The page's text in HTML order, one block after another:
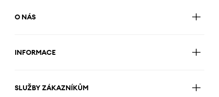
O NÁS
INFORMACE
SLUŽBY ZÁKAZNÍKŮM